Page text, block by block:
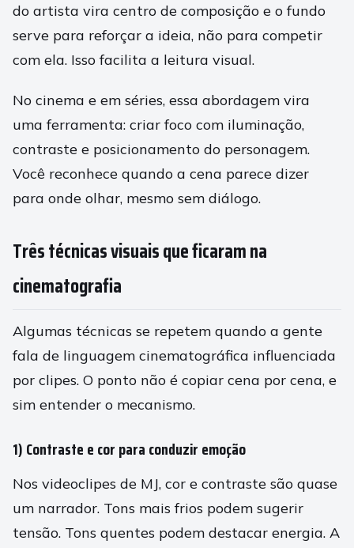
do artista vira centro de composição e o fundo
serve para reforçar a ideia, não para competir
com ela. Isso facilita a leitura visual.
No cinema e em séries, essa abordagem vira
uma ferramenta: criar foco com iluminação,
contraste e posicionamento do personagem.
Você reconhece quando a cena parece dizer
para onde olhar, mesmo sem diálogo.
Três técnicas visuais que ficaram na
cinematografia
Algumas técnicas se repetem quando a gente
fala de linguagem cinematográfica influenciada
por clipes. O ponto não é copiar cena por cena, e
sim entender o mecanismo.
1) Contraste e cor para conduzir emoção
Nos videoclipes de MJ, cor e contraste são quase
um narrador. Tons mais frios podem sugerir
tensão. Tons quentes podem destacar energia. A